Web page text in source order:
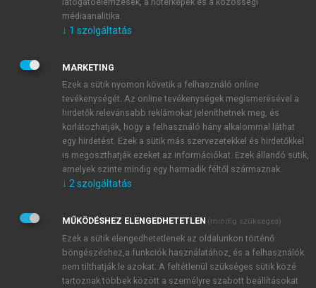
JELSZÓ
JELSZÓ ÚJRA
Kérek értesítést a MeRSZ újdonságairól, akcióiról.
Kérek értesítést az Akadémiai Kiadó Zrt. újdonságairól,
Adatkezelési tájékoztatóbanfoglaltakat tudomásul
veszem és elfogadom.
Általános vásárlási feltételeket, valamint a szotar.netés a
mersz.huoldalak licencszerződéseiben foglaltakat
tudomásul veszem és elfogadom.
médiaanalitika.
↓ 1 szolgáltatás
MARKETING
Ezek a sütik nyomon követik a felhasználó online
tevékenységét. Az online tevékenységek megismerésével a
hirdetők relevánsabb reklámokat jeleníthetnek meg, és
korlátozhatják, hogy a felhasználó hány alkalommal láthat
egy hirdetést. Ezek a sütik más szervezetekkel és hirdetőkkel
is megoszthatják ezeket az információkat. Ezek állandó sütik,
amelyek szinte mindig egy harmadik féltől származnak.
↓ 2 szolgáltatás
MŰKÖDÉSHEZ ELENGEDHETETLEN (mindig szükséges)
Ezek a sütik elengedhetetlenek az oldalunkon történő
böngészéshez,a funkciók használatához, és a felhasználók
nem tilthatják le azokat. A feltétlenül szükséges sütik közé
tartoznak többek között a személyre szabott beállításokat